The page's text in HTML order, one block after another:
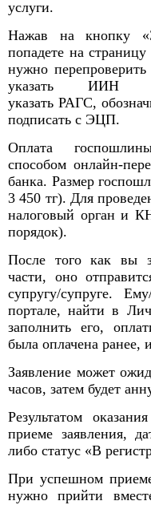
услуги.
Нажав на кнопку
попадете на
нужно
указать ИИН
указать РАГС,
подписать с ЭЦП.
Оплата
способом онлайн-
банка. Размер
3 450 тг). Для
налоговый орган и
порядок).
После того как вы
части, оно
супругу/супруге.
портале, найти в
заполнить его,
была оплачена
Заявление может
часов, затем будет
Результатом
приеме заявления,
либо статус «В
При успешном
нужно прийти